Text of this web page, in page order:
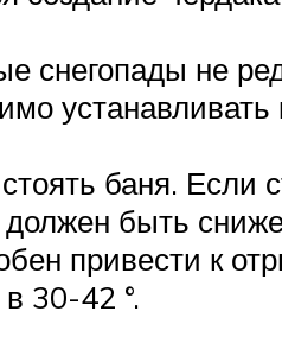
снегопады не
баня. Если
должен быть
привести к
30-42 °.